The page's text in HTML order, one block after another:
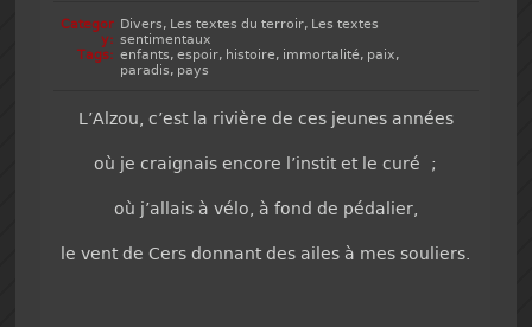
Categor
y:
Divers, Les textes du terroir, Les textes
sentimentaux
Tags: enfants,espoir, histoire, immortalité, paix,
paradis, pays
L’Alzou, c’est la rivière de ces jeunes années
où je craignais encore l’instit et le curé ;
où j’allais à vélo, à fond de pédalier,
le vent de Cers donnant des ailes à mes souliers.